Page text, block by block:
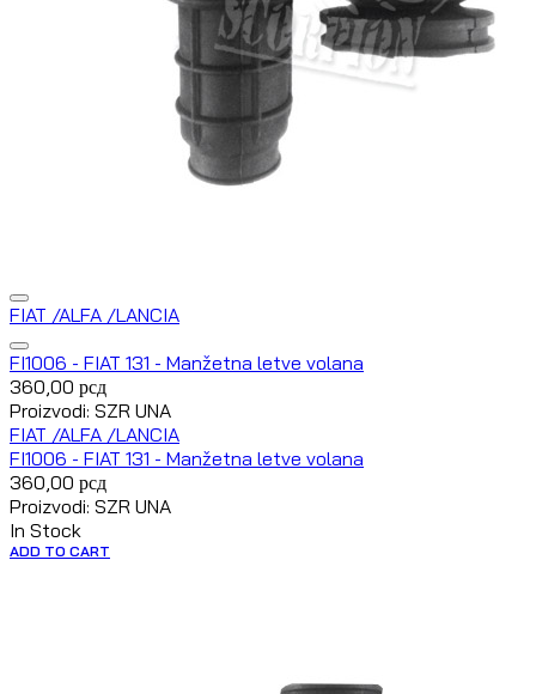
FIAT /ALFA /LANCIA
FI1006 - FIAT 131 - Manžetna letve volana
360,00 рсд
Proizvodi: SZR UNA
FIAT /ALFA /LANCIA
FI1006 - FIAT 131 - Manžetna letve volana
360,00 рсд
Proizvodi: SZR UNA
In Stock
ADD TO CART